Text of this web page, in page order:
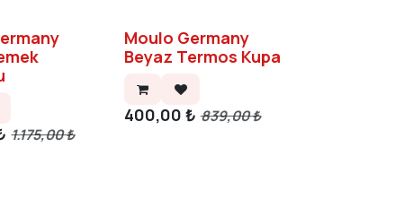
1.175,00₺
Moulo Germany
Beyaz Termos Kupa
400,00 ₺ 839,00₺